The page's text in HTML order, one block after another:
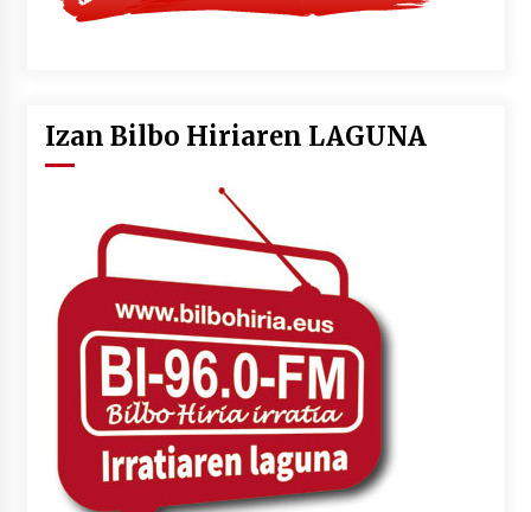
Izan Bilbo Hiriaren LAGUNA